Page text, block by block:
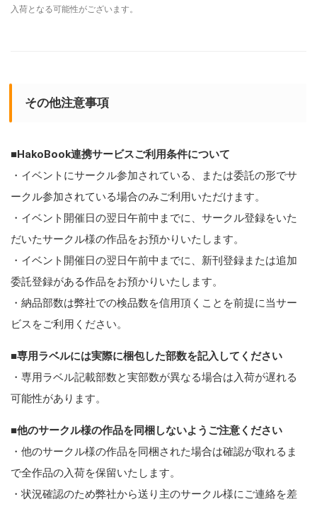
入荷となる可能性がございます。
その他注意事項
■HakoBook連携サービスご利用条件について
・イベントにサークル参加されている、または委託の形でサ
ークル参加されている場合のみご利用いただけます。
・イベント開催日の翌日午前中までに、サークル登録をいた
だいたサークル様の作品をお預かりいたします。
・イベント開催日の翌日午前中までに、新刊登録または追加
委託登録がある作品をお預かりいたします。
・納品部数は弊社での検品数を信用頂くことを前提に当サー
ビスをご利用ください。
■専用ラベルには実際に梱包した部数を記入してください
・専用ラベル記載部数と実部数が異なる場合は入荷が遅れる
可能性があります。
■他のサークル様の作品を同梱しないようご注意ください
・他のサークル様の作品を同梱された場合は確認が取れるま
で全作品の入荷を保留いたします。
・状況確認のため弊社から送り主のサークル様にご連絡を差